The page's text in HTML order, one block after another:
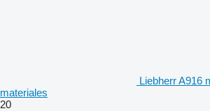
Liebherr A916
materiales
20